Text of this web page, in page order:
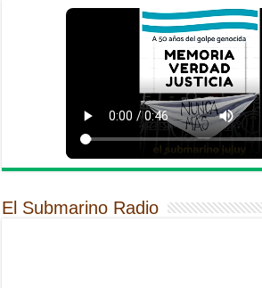
El Submarino Radio